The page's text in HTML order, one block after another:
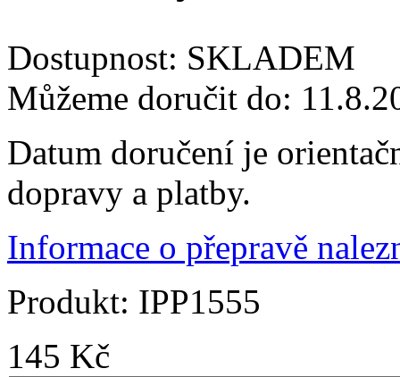
Dostupnost: SKLADEM
Můžeme doručit do:
Datum doručení je
dopravy a platby.
Informace o přepravě
Produkt: IPP1555
145 Kč